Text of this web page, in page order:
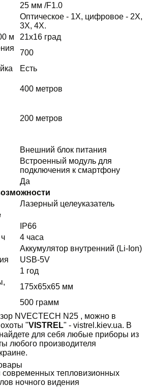
25 мм /F1.0
Оптическое - 1Х, цифровое - 2X,
3Х, 4X.
м
21x16 град
700
Есть
400 метров
200 метров
Внешний блок питания
Встроенный модуль для
подключения к смартфону
Да
Лазерный целеуказатель
IP66
4 часа
Аккумулятор внутренний (Li-Ion)
USB-5V
1 год
175x65x65 мм
500 грамм
NVECTECH N25 , можно в
"VISTREL" - vistrel.kiev.ua. В
для себя любые приборы из
любого производителя
современных тепловизионных
ночного видения